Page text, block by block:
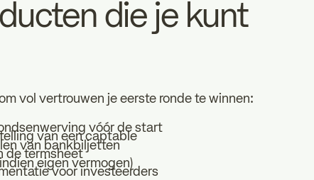
die je kunt
vol vertrouwen je eerste ronde te winnen:
vóór de start
van een captable
van bankbiljetten
de termsheet
eigen vermogen)
voor investeerders